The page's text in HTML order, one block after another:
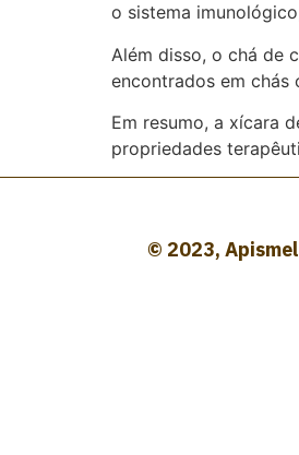
o sistema
Além disso, o chá de
encontrados em chás
Em resumo, a xícara
propriedades
© 2023,